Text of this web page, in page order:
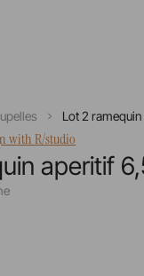
Lot 2
with R/studio
aperitif